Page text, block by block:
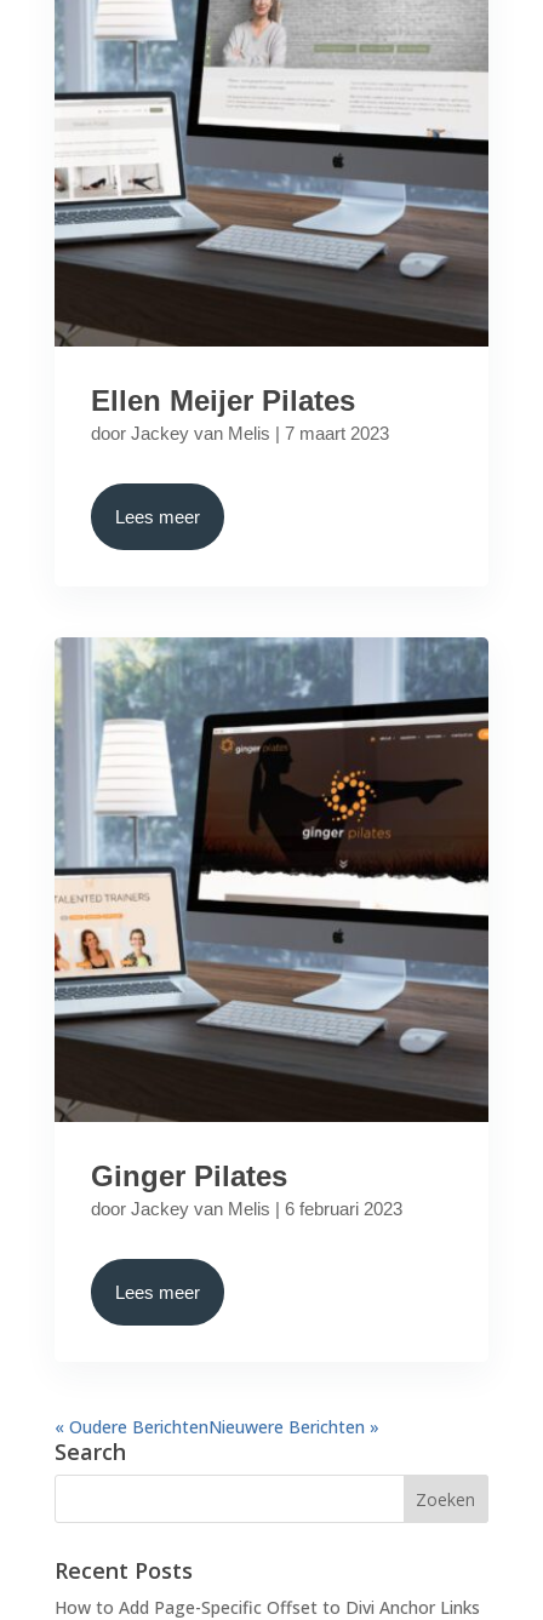
Ellen Meijer Pilates
door Jackey van Melis | 7 maart 2023
Lees meer
Ginger Pilates
door Jackey van Melis | 6 februari 2023
Lees meer
« Oudere BerichtenNieuwere Berichten »
Search
Recent Posts
How to Add Page-Specific Offset to Divi Anchor Links